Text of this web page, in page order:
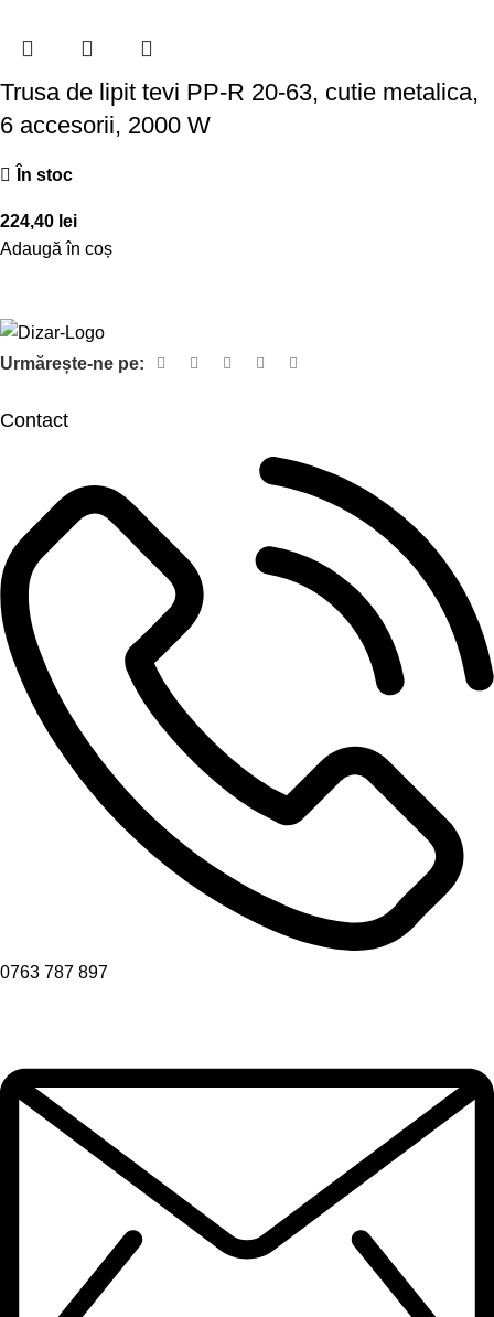
Trusa de lipit tevi PP-R 20-63, cutie metalica,
6 accesorii, 2000 W
În stoc
224,40 lei
Adaugă în coș
Urmărește-ne pe:
Contact
0763 787 897